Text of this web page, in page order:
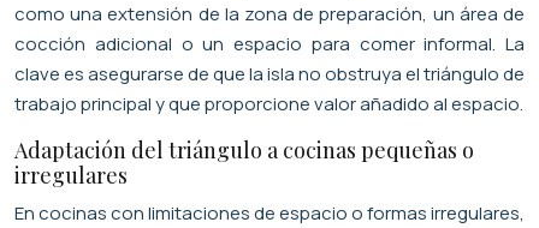
como una extensión de la zona de preparación, un área de
cocción adicional o un espacio para comer informal. La
clave es asegurarse de que la isla no obstruya el triángulo de
trabajo principal y que proporcione valor añadido al espacio.
Adaptación del triángulo a cocinas pequeñas o
irregulares
En cocinas con limitaciones de espacio o formas irregulares,